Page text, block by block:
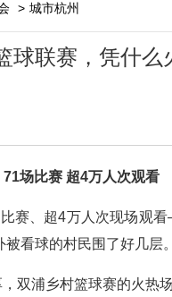
> 城市杭州
球联赛，凭什么
71场比赛 超4万人次观看
赛、超4万人次现场观
看球的村民围了好几层。
双浦乡村篮球赛的火热